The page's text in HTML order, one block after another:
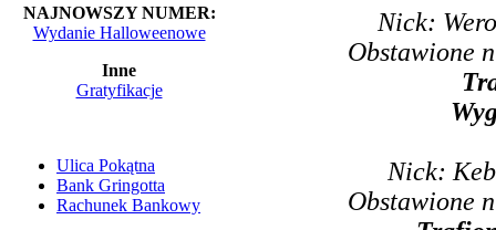
NAJNOWSZY NUMER:
Wydanie Halloweenowe
Inne
Gratyfikacje
Ulica Pokątna
Bank Gringotta
Rachunek Bankowy
Nick:
Obstawione
Nick:
Obstawione